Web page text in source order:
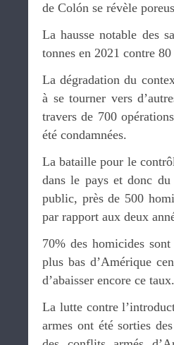
de Colón se révèle
La hausse notable des
tonnes en 2021 contre
La dégradation du
à se tourner vers
travers de 700
été condamnées.
La bataille pour le
dans le pays et donc du
public, près de 500
par rapport aux deux
70% des homicides
plus bas d’Amérique
d’abaisser encore ce taux.
La lutte contre
armes ont été sorties